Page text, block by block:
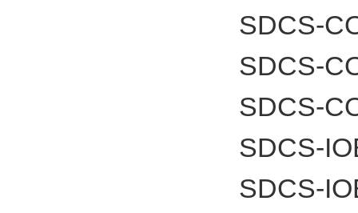
SDCS-
SDCS-
SDCS-
SDCS-
SDCS-